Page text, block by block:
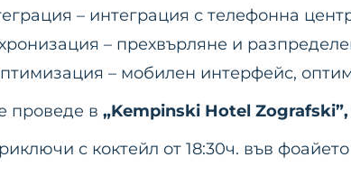
– интеграция с телефонна
– прехвърляне и
– мобилен интерфейс,
проведе в „Kempinski Hotel Zografski”,
с коктейл от 18:30ч. във фоайето